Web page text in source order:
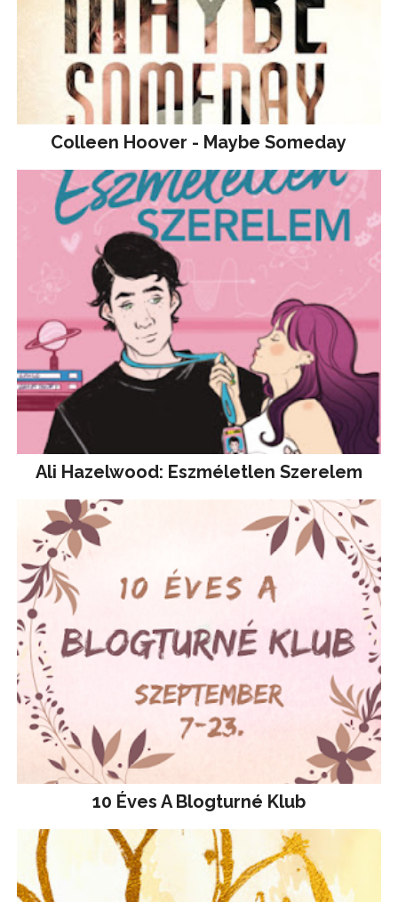
Colleen Hoover - Maybe Someday
Ali Hazelwood: Eszméletlen Szerelem
10 Éves A Blogturné Klub